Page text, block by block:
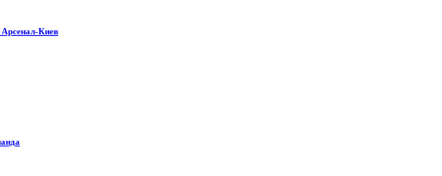
Арсенал-Киев